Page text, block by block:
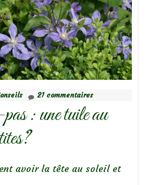
21 commentaires
: une tuile au
avoir la tête au soleil et